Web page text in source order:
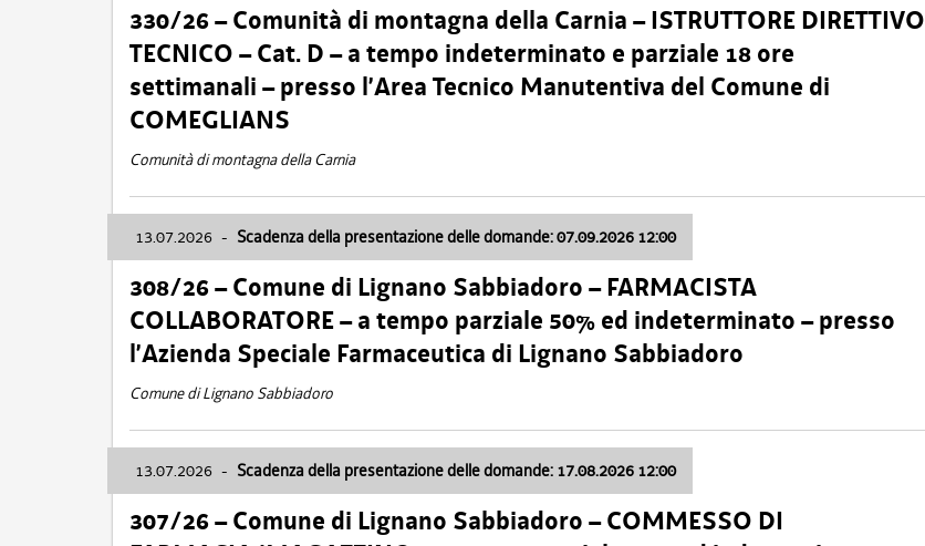
330/26 – Comunità di montagna della Carnia – ISTRUTTORE DIRETTIVO
TECNICO – Cat. D – a tempo indeterminato e parziale 18 ore
settimanali – presso l’Area Tecnico Manutentiva del Comune di
COMEGLIANS
Comunità di montagna della Carnia
13.07.2026 - Scadenza della presentazione delle domande: 07.09.2026 12:00
308/26 – Comune di Lignano Sabbiadoro – FARMACISTA
COLLABORATORE – a tempo parziale 50% ed indeterminato – presso
l’Azienda Speciale Farmaceutica di Lignano Sabbiadoro
Comune di Lignano Sabbiadoro
13.07.2026 - Scadenza della presentazione delle domande: 17.08.2026 12:00
307/26 – Comune di Lignano Sabbiadoro – COMMESSO DI